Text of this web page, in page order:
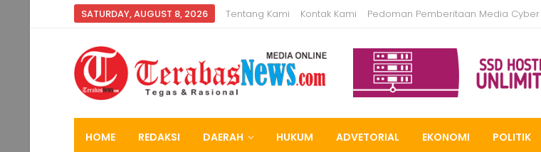
SATURDAY, AUGUST 8, 2026 Tentang Kami Kontak Kami Pedoman Pemberitaan Media Cyber
HOME REDAKSI DAERAH HUKUM ADVETORIAL EKONOMI POLITIK